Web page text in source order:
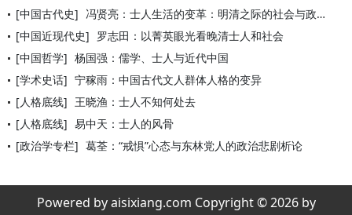
[中国古代史] 冯贤亮：士人生活的变革：明清之际的社会与政治演替
[中国近现代史] 罗志田：以菁英眼光看晚清士人和社会
[中国哲学] 杨国强：儒学、士人与近代中国
[学术史话] 宁稼雨：中国古代文人群体人格的变异
[人格底线] 王晓渔：士人不知何处去
[人格底线] 易中天：士人的风骨
[政治学专栏] 葛荃：“戒惧”心态与东林党人的政治悲剧析论
Powered by aisixiang.com Copyright © 2026 by